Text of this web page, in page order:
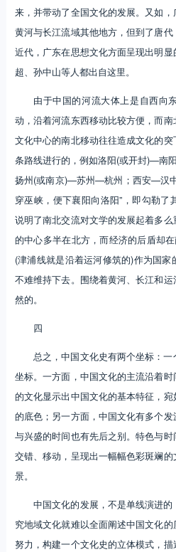
来，并带动了全国文化的发展。又如
黄河与长江流域其他地方，但到了唐
近代，广东在思想文化方面呈现出明
超、孙中山等人都出自这里。
由于中国的河流大体上是自西向
动，沿着河流东西移动比较方便，而
文化中心的南北移动往往造成文化的
条路线进行的，例如洛阳(或开封)—
扬州(或南京)—苏州—杭州；西安—汉
穿巫峡，便下襄阳向洛阳”，即勾勒
说明了南北交流对文学的发展起着多
的中心多半在北方，而经济的后盾却
(津浦线就是沿着运河修筑的)作为国
不难维持下去。围绕着黄河、长江和
然的。
四
总之，中国文化史有两个坐标：
坐标。一方面，中国文化的主流沿着
的文化显示出中国文化的基本特征，
的底色；另一方面，中国文化有多个
与兴盛的时间也有先后之别。特色与
交错、移动，呈现出一幅幅色彩斑斓
景。
中国文化的发展，不是单线演进
究地域文化就难以全面阐述中国文化
努力，构建一个文化史的立体模式，